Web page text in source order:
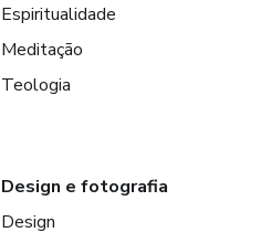
Espiritualidade
Meditação
Teologia
Design e fotografia
Design